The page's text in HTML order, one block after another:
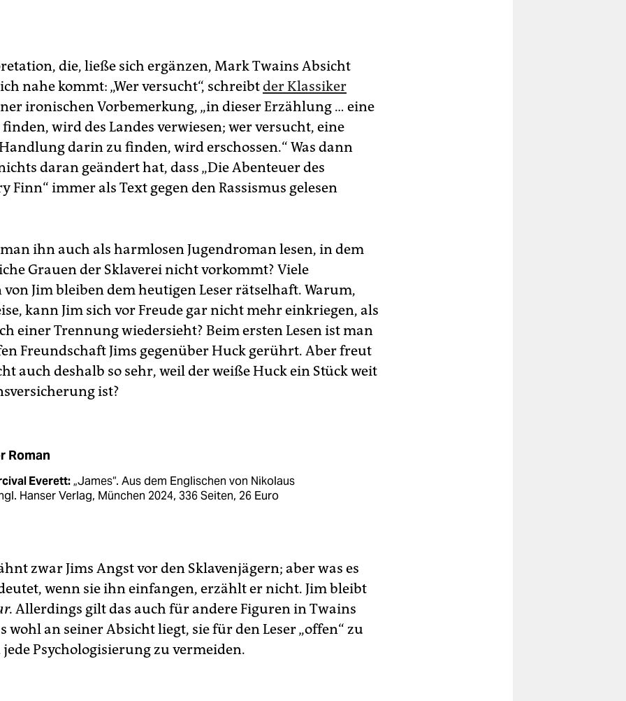
die, ließe sich ergänzen, Mark Twains Absicht
nahe kommt: „Wer versucht“, schreibtder Klassiker
ironischen Vorbemerkung, „in dieser Erzählung … eine
wird des Landes verwiesen; wer versucht, eine
darin zu finden, wird erschossen.“ Was dann
daran geändert hat, dass „Die Abenteuer des
Finn“ immer als Text gegen den Rassismus gelesen
ihn auch als harmlosen Jugendroman lesen, in dem
Grauen der Sklaverei nicht vorkommt? Viele
von Jim bleiben dem heutigen Leser rätselhaft. Warum,
kann Jim sich vor Freude gar nicht mehr einkriegen, als
einer Trennung wiedersieht? Beim ersten Lesen ist man
Freundschaft Jims gegenüber Huck gerührt. Aber freut
auch deshalb so sehr, weil der weiße Huck ein Stück weit
ist?
Roman
Everett:„James“. Aus dem Englischen von Nikolaus
Hanser Verlag, München 2024, 336 Seiten, 26 Euro
zwar Jims Angst vor den Sklavenjägern; aber was es
wenn sie ihn einfangen, erzählt er nicht. Jim bleibt
Allerdings gilt das auch für andere Figuren in Twains
wohl an seiner Absicht liegt, sie für den Leser „offen“ zu
Psychologisierung zu vermeiden.